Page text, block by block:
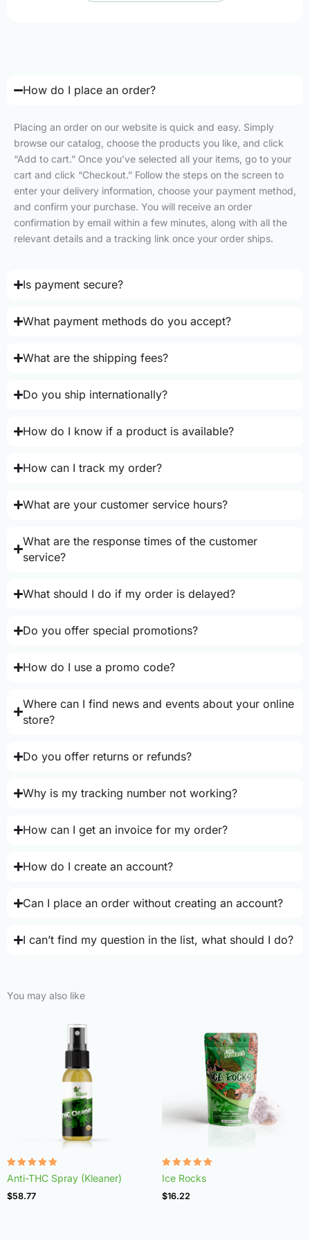
How do I place an order?
Placing an order on our website is quick and easy. Simply
browse our catalog, choose the products you like, and click
“Add to cart.” Once you’ve selected all your items, go to your
cart and click “Checkout.” Follow the steps on the screen to
enter your delivery information, choose your payment method,
and confirm your purchase. You will receive an order
confirmation by email within a few minutes, along with all the
relevant details and a tracking link once your order ships.
Is payment secure?
What payment methods do you accept?
What are the shipping fees?
Do you ship internationally?
How do I know if a product is available?
How can I track my order?
What are your customer service hours?
What are the response times of the customer
service?
What should I do if my order is delayed?
Do you offer special promotions?
How do I use a promo code?
Where can I find news and events about your online
store?
Do you offer returns or refunds?
Why is my tracking number not working?
How can I get an invoice for my order?
How do I create an account?
Can I place an order without creating an account?
I can’t find my question in the list, what should I do?
You may also like
Rated
4.75
out of 5
Anti-THC Spray (Kleaner)
$58.77
Rated
4.98
out of 5
Ice Rocks
$16.22